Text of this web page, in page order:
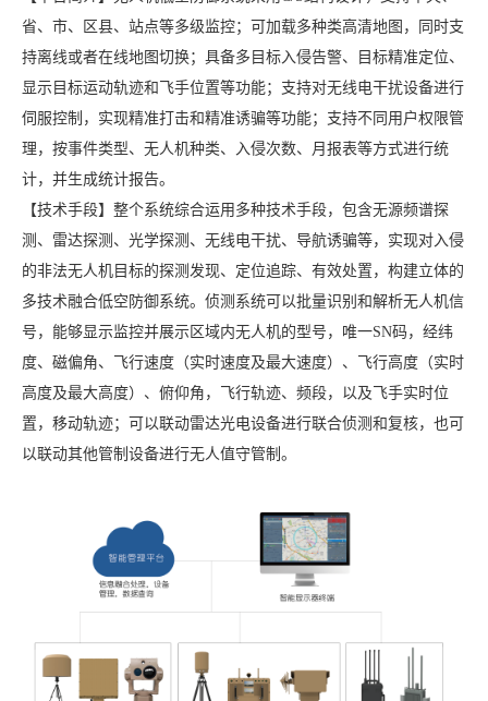
省、市、区县、站点等多级监控；可加载多种类高清地图，同时支
持离线或者在线地图切换；具备多目标入侵告警、目标精准定位、
显示目标运动轨迹和飞手位置等功能；支持对无线电干扰设备进行
伺服控制，实现精准打击和精准诱骗等功能；支持不同用户权限管
理，按事件类型、无人机种类、入侵次数、月报表等方式进行统
计，并生成统计报告。
【技术手段】整个系统综合运用多种技术手段，包含无源频谱探
测、雷达探测、光学探测、无线电干扰、导航诱骗等，实现对入侵
的非法无人机目标的探测发现、定位追踪、有效处置，构建立体的
多技术融合低空防御系统。侦测系统可以批量识别和解析无人机信
号，能够显示监控并展示区域内无人机的型号，唯一SN码，经纬
度、磁偏角、飞行速度（实时速度及最大速度）、飞行高度（实时
高度及最大高度）、俯仰角，飞行轨迹、频段，以及飞手实时位
置，移动轨迹；可以联动雷达光电设备进行联合侦测和复核，也可
以联动其他管制设备进行无人值守管制。